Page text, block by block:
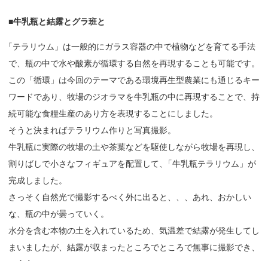
■牛乳瓶と結露とグラ班と
「テラリウム」は一般的にガラス容器の中で植物などを育てる手法
で、瓶の中で水や酸素が循環する自然を再現することも可能です。
この「循環」は今回のテーマである環境再生型農業にも通じるキー
ワードであり、牧場のジオラマを牛乳瓶の中に再現することで、持
続可能な食糧生産のあり方を表現することにしました。
そうと決まればテラリウム作りと写真撮影。
牛乳瓶に実際の牧場の土や茶葉などを駆使しながら牧場を再現し、
割りばしで小さなフィギュアを配置して、
「牛乳瓶テラリウム」が
完成しました。
さっそく自然光で撮影するべく外に出ると、、、あれ、おかしい
な、瓶の中が曇っていく。
水分を含む本物の土を入れているため、気温差で結露が発生してし
まいましたが、結露が収まったところでところで無事に撮影でき、